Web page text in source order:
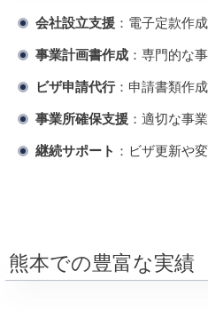
会社設立支援 ：電子定款作
事業計画書作成 ：専門的な
ビザ申請代行：申請書類作
事業所確保支援 ：適切な事
継続サポート ：ビザ更新や
熊本での豊富な実績